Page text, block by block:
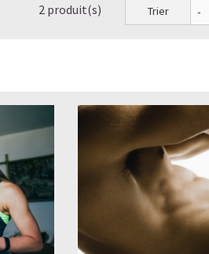
2 produit(s) Trier